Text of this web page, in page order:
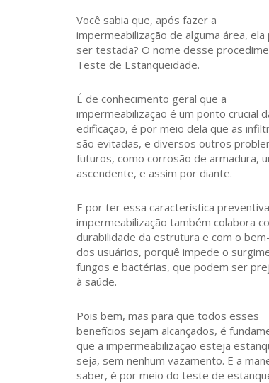
Você sabia que, após fazer a
impermeabilização de alguma área, ela
ser testada? O nome desse
Teste de Estanqueidade.
É de conhecimento geral que a
impermeabilização é um ponto crucial
edificação, é por meio dela que as
são evitadas, e diversos outros
futuros, como corrosão de armadura,
ascendente, e assim por diante.
E por ter essa característica
impermeabilização também colabora
durabilidade da estrutura e com o
dos usuários, porquê impede o
fungos e bactérias, que podem ser
à saúde.
Pois bem, mas para que todos esses
benefícios sejam alcançados, é
que a impermeabilização esteja
seja, sem nenhum vazamento. E a
saber, é por meio do teste de